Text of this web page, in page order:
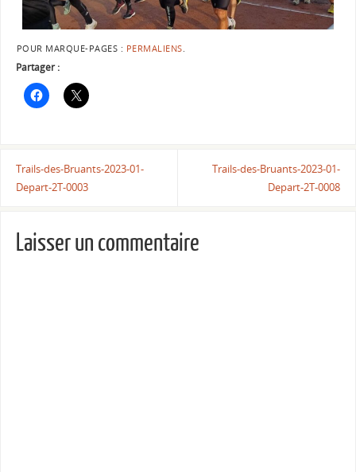
POUR MARQUE-PAGES : PERMALIENS
Partager :
Trails-des-Bruants-2023-01-
Depart-2T-0003
Trails-des-Bruants-2023-01-
Depart-2T-0008
Laisser un commentaire